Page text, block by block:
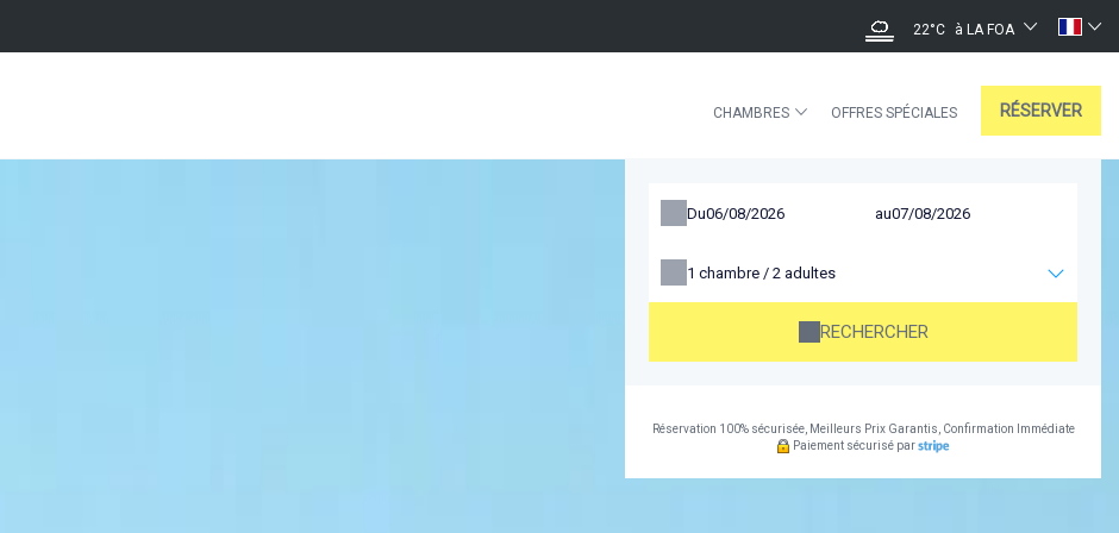
22°C à LA FOA
CHAMBRES OFFRES SPÉCIALES RÉSERVER
Du au
1 chambre / 2 adultes
RECHERCHER
Réservation 100% sécurisée, Meilleurs Prix Garantis, Confirmation Immédiate
Paiement sécurisé par